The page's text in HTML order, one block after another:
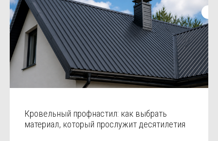
Кровельный профнастил: как выбрать
материал, который прослужит десятилетия